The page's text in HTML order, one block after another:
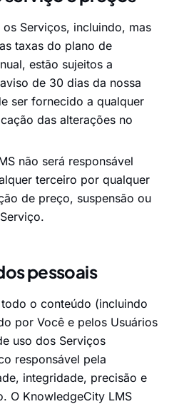
Serviços, incluindo, mas
taxas do plano de
estão sujeitos a
de 30 dias da nossa
ser fornecido a qualquer
das alterações no
não será responsável
terceiro por qualquer
de preço, suspensão ou
pessoais
o conteúdo (incluindo
por Você e pelos Usuários
uso dos Serviços
responsável pela
integridade, precisão e
O KnowledgeCity LMS